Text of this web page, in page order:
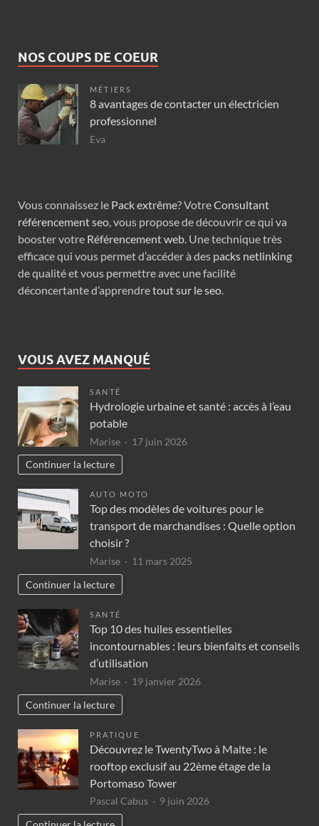
NOS COUPS DE COEUR
MÉTIERS
8 avantages de contacter un électricien
professionnel
Eva
Vous connaissez le Pack extrême? VotreConsultant
référencement seo , vous propose de découvrir ce qui va
booster votre Référencement web . Une technique très
efficace qui vous permet d’accéder à des packs netlinking
de qualité et vous permettre avec une facilité
déconcertante d’apprendretout sur le seo
VOUS AVEZ MANQUÉ
SANTÉ
Hydrologie urbaine et santé : accès à l’eau
potable
Marise
17 juin 2026
Continuer la lecture
AUTO MOTO
Top des modèles de voitures pour le
transport de marchandises : Quelle option
choisir ?
Marise
11 mars 2025
Continuer la lecture
SANTÉ
Top 10 des huiles essentielles
incontournables : leurs bienfaits et conseils
d’utilisation
Marise
19 janvier 2026
Continuer la lecture
PRATIQUE
Découvrez le TwentyTwo à Malte : le
rooftop exclusif au 22ème étage de la
Portomaso Tower
Pascal Cabus
9 juin 2026